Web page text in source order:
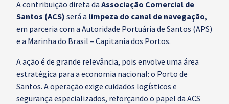
A contribuição direta da Associação Comercial de
Santos (ACS) será a limpeza do canal de navegação,
em parceria com a Autoridade Portuária de Santos (APS)
e a Marinha do Brasil – Capitania dos Portos.
A ação é de grande relevância, pois envolve uma área
estratégica para a economia nacional: o Porto de
Santos. A operação exige cuidados logísticos e
segurança especializados, reforçando o papel da ACS